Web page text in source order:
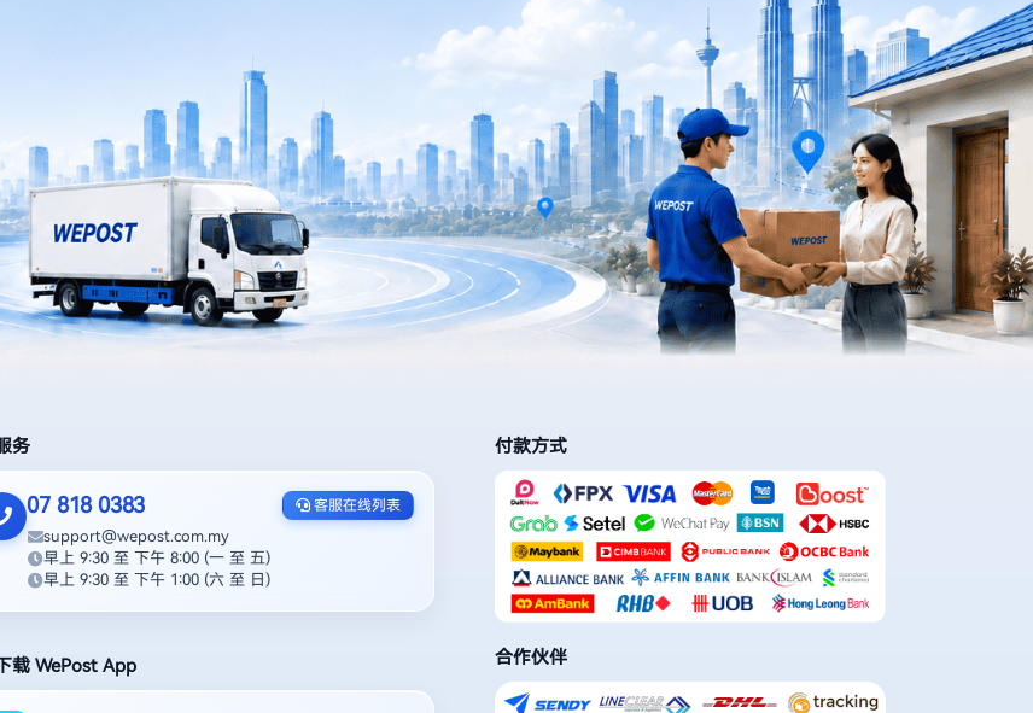
务
07 818 0383 客服在线列表
support@wepost.com.my
早上 9:30 至 下午 8:00 (一 至 五)
早上 9:30 至 下午 1:00 (六 至 日)
载 WePost App
付款方式
合作伙伴